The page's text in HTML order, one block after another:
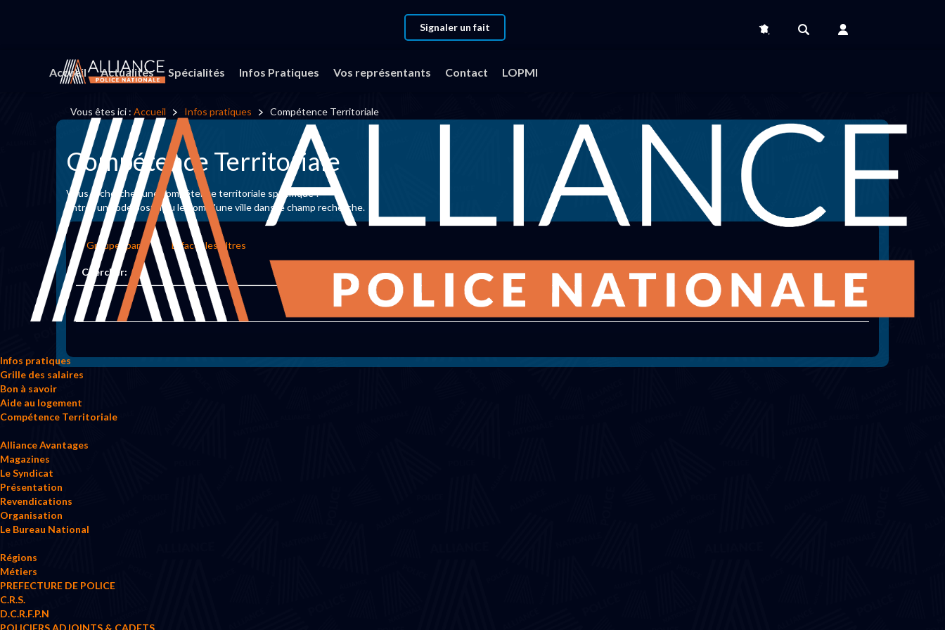
Signaler un fait
Accueil Actualités Spécialités Infos Pratiques Vos représentants Contact LOPMI
Infos pratiques
Grille des salaires
Bon à savoir
Aide au logement
Compétence Territoriale
Alliance Avantages
Magazines
Le Syndicat
Présentation
Revendications
Organisation
Le Bureau National
Régions
Métiers
PREFECTURE DE POLICE
C.R.S.
D.C.R.F.P.N
Vous êtes ici : Accueil Infos pratiques Compétence Territoriale
Compétence Territoriale
Vous recherchez une compétence territoriale spécifique ?
Entrez un code postal ou le nom d'une ville dans le champ recherche.
Grouper par Effacer les filtres
Chercher: Effacer les filtres